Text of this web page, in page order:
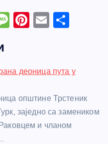
M
a
e
Pi
e
E
e
деоница пута у
општине Трстеник
заједно са замеником
и чланом